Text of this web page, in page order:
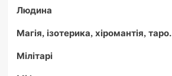
Людина
Магія, ізотерика, хіромантія, таро.
Мілітарі